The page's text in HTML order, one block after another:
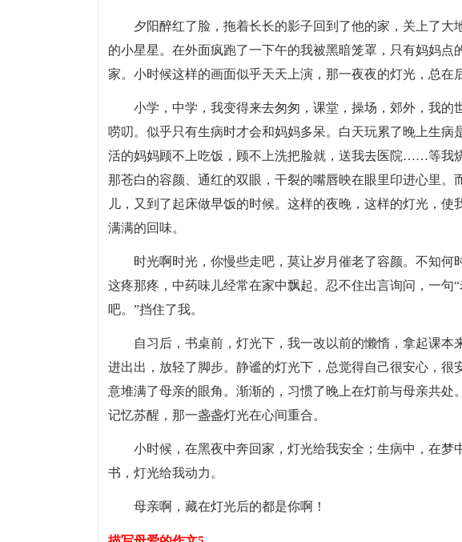
夕阳醉红了脸，拖着长长的影子回到了他的家，关上了
的小星星。在外面疯跑了一下午的我被黑暗笼罩，只有妈妈点
家。小时候这样的画面似乎天天上演，那一夜夜的灯光，总在
小学，中学，我变得来去匆匆，课堂，操场，郊外，我的
唠叨。似乎只有生病时才会和妈妈多呆。白天玩累了晚上生病
活的妈妈顾不上吃饭，顾不上洗把脸就，送我去医院……等我
那苍白的容颜、通红的双眼，干裂的嘴唇映在眼里印进心里。
儿，又到了起床做早饭的时候。这样的夜晚，这样的灯光，
满满的回味。
时光啊时光，你慢些走吧，莫让岁月催老了容颜。不知何
这疼那疼，中药味儿经常在家中飘起。忍不住出言询问，一句
吧。”挡住了我。
自习后，书桌前，灯光下，我一改以前的懒惰，拿起课
进出出，放轻了脚步。静谧的灯光下，总觉得自己很安心，很
意堆满了母亲的眼角。渐渐的，习惯了晚上在灯前与母亲共处
记忆苏醒，那一盏盏灯光在心间重合。
小时候，在黑夜中奔回家，灯光给我安全；生病中，在梦
书，灯光给我动力。
母亲啊，藏在灯光后的都是你啊！